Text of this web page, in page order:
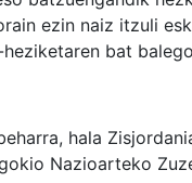
ezin naiz itzuli
bat
hala
Nazioarteko